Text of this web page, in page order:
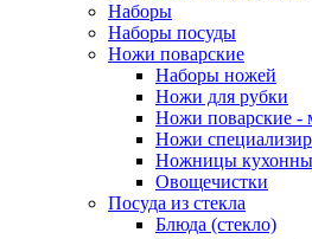
Наборы
Наборы посуды
Ножи поварские
Наборы ножей
Ножи для рубки
Ножи поварские -
Ножи
Ножницы
Овощечистки
Посуда из стекла
Блюда (стекло)